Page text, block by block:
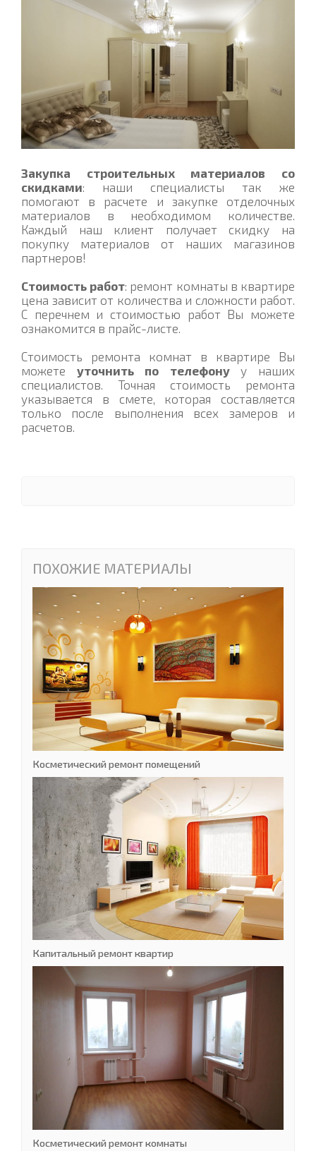
Закупка строительных материалов со
скидками: наши специалисты так же
помогают в расчете и закупке отделочных
материалов в необходимом количестве.
Каждый наш клиент получает скидку на
покупку материалов от наших магазинов
партнеров!
Стоимость работ: ремонт комнаты в квартире
цена зависит от количества и сложности работ.
С перечнем и стоимостью работ Вы можете
ознакомится в прайс-листе.
Стоимость ремонта комнат в квартире Вы
можете уточнить по телефонуу наших
специалистов. Точная стоимость ремонта
указывается в смете, которая составляется
только после выполнения всех замеров и
расчетов.
ПОХОЖИЕ МАТЕРИАЛЫ
Косметический ремонт помещений
Капитальный ремонт квартир
Косметический ремонт комнаты